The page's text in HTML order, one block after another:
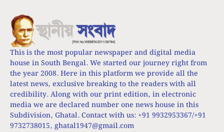
This is the most popular newspaper and digital media
house in South Bengal. We started our journey right from
the year 2008. Here in this platform we provide all the
latest news, exclusive breaking to the readers with all
credibility. Along with our print edition, in electronic
media we are declared number one news house in this
Subdivision, Ghatal. Contact with us: +91 9932953367/+91
9732738015, ghatal1947@gmail.com